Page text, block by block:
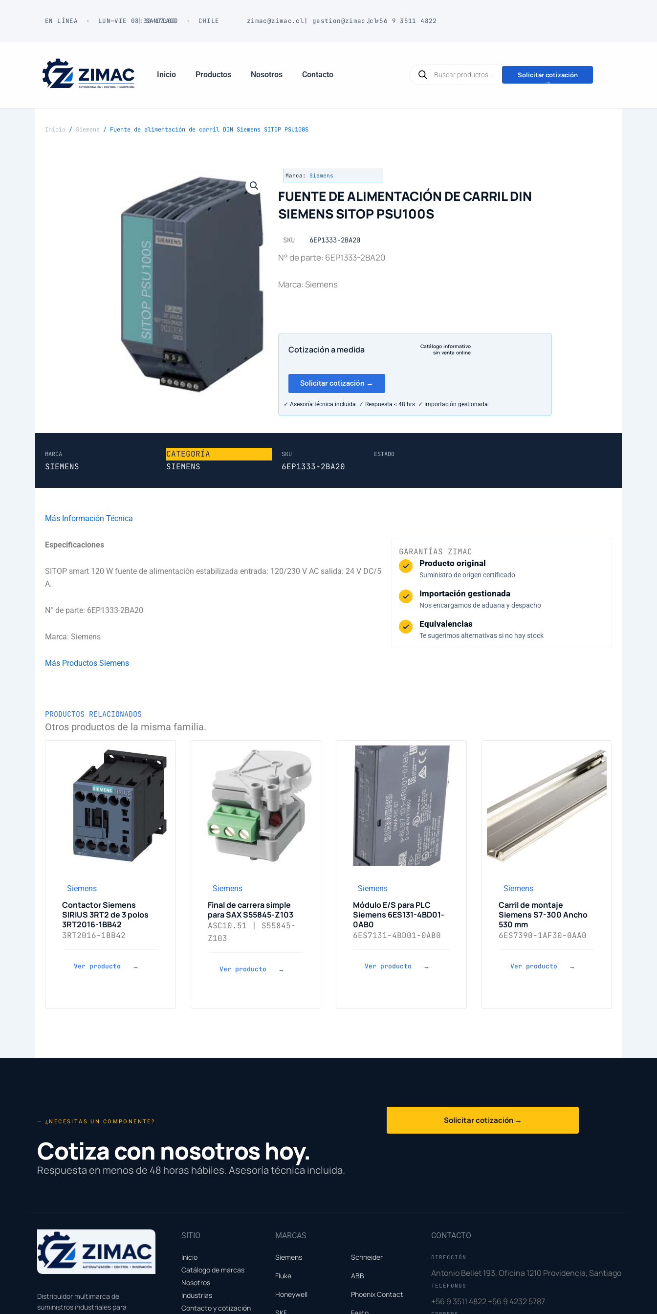
EN LÍNEA · LUN—VIE 08:30—17:00| SANTIAGO · CHILE zimac@zimac.cl | gestion@zimac.cl
|+56 9 3511 4822
Inicio Productos Nosotros Contacto
productos
Solicitar cotización
→
Inicio / Siemens / Fuente de alimentación de carril DIN Siemens SITOP PSU100S
Marca: Siemens
FUENTE DE ALIMENTACIÓN DE CARRIL DIN
SIEMENS SITOP PSU100S
SKU 6EP1333-2BA20
N° de parte: 6EP1333-2BA20
Marca: Siemens
Cotización a medida
Catálogo informativo
sin venta online
Solicitar cotización →
✓ Asesoría técnica incluida ✓ Respuesta < 48 hrs ✓ Importación gestionada
MARCA
SIEMENS
CATEGORÍA
SIEMENS
SKU
6EP1333-2BA20
ESTADO
Más Información Técnica
Especificaciones
SITOP smart 120 W fuente de alimentación estabilizada entrada: 120/230 V AC salida: 24 V DC/5
A.
N° de parte: 6EP1333-2BA20
Marca: Siemens
Más Productos Siemens
GARANTÍAS ZIMAC
Producto original
Suministro de origen certificado
Importación gestionada
Nos encargamos de aduana y despacho
Equivalencias
Te sugerimos alternativas si no hay stock
PRODUCTOS RELACIONADOS
Otros productos de la misma familia.
Siemens
Contactor Siemens
SIRIUS 3RT2 de 3 polos
3RT2016-1BB42
3RT2016-1BB42
Ver producto →
Siemens
Final de carrera simple
para SAX S55845-Z103
ASC10.51 | S55845-
Z103
Ver producto →
Siemens
Módulo E/S para PLC
Siemens 6ES131-4BD01-
0AB0
6ES7131-4BD01-0AB0
Ver producto →
Siemens
Carril de montaje
Siemens S7-300 Ancho
530 mm
6ES7390-1AF30-0AA0
Ver producto →
— ¿NECESITAS UN COMPONENTE?
Cotiza con nosotros hoy.
Respuesta en menos de 48 horas hábiles. Asesoría técnica incluida.
Solicitar cotización →
Distribuidor multimarca de
suministros industriales para
SITIO
Inicio
Catálogo de marcas
Nosotros
Industrias
Contacto y cotización
MARCAS
Siemens
Schneider
Fluke
ABB
Honeywell
Phoenix Contact
CONTACTO
DIRECCIÓN
Antonio Bellet 193, Oficina 1210 Providencia, Santiago
TELÉFONOS
+56 9 3511 4822 +56 9 4232 5787